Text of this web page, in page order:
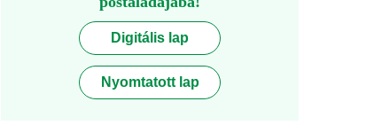
Digitális lap
Nyomtatott lap